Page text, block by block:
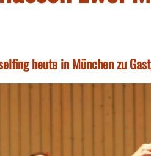
heute in München zu